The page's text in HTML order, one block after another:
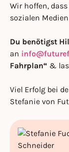
Wir hoffen,
sozialen
Du benötigst
an
Fahrplan“ &
Viel Erfolg bei
Stefanie von